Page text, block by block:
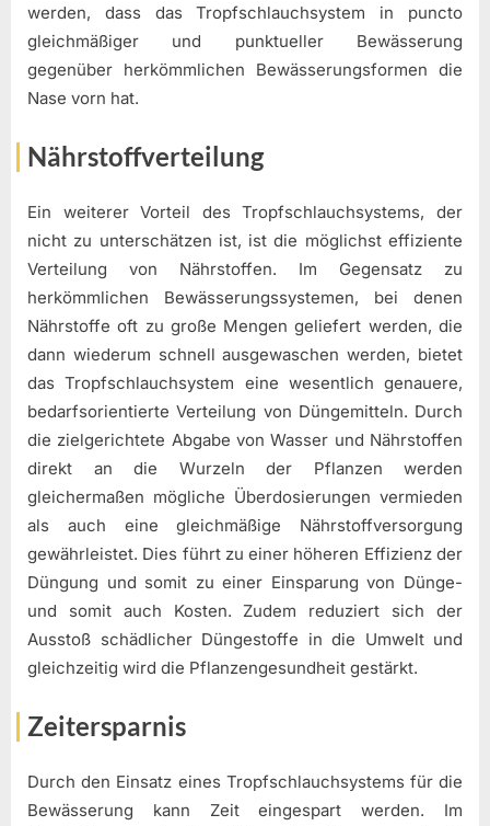
werden, dass das Tropfschlauchsystem in puncto
gleichmäßiger und punktueller Bewässerung
gegenüber herkömmlichen Bewässerungsformen die
Nase vorn hat.
Nährstoffverteilung
Ein weiterer Vorteil des Tropfschlauchsystems, der
nicht zu unterschätzen ist, ist die möglichst effiziente
Verteilung von Nährstoffen. Im Gegensatz zu
herkömmlichen Bewässerungssystemen, bei denen
Nährstoffe oft zu große Mengen geliefert werden, die
dann wiederum schnell ausgewaschen werden, bietet
das Tropfschlauchsystem eine wesentlich genauere,
bedarfsorientierte Verteilung von Düngemitteln. Durch
die zielgerichtete Abgabe von Wasser und Nährstoffen
direkt an die Wurzeln der Pflanzen werden
gleichermaßen mögliche Überdosierungen vermieden
als auch eine gleichmäßige Nährstoffversorgung
gewährleistet. Dies führt zu einer höheren Effizienz der
Düngung und somit zu einer Einsparung von Dünge-
und somit auch Kosten. Zudem reduziert sich der
Ausstoß schädlicher Düngestoffe in die Umwelt und
gleichzeitig wird die Pflanzengesundheit gestärkt.
Zeitersparnis
Durch den Einsatz eines Tropfschlauchsystems für die
Bewässerung kann Zeit eingespart werden. Im